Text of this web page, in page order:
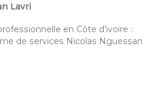
Lavri
en Côte d’ivoire :
de services Nicolas Nguessan